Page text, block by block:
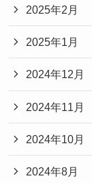
2025年2月
2025年1月
2024年12月
2024年11月
2024年10月
2024年8月